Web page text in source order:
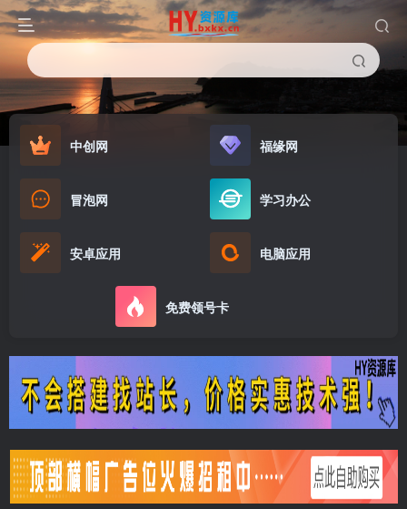
中创网 福缘网
冒泡网 学习办公
安卓应用 电脑应用
免费领号卡